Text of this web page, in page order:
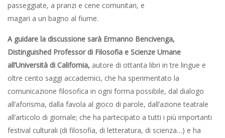
passeggiate, a pranzi e cene comunitari, e
magari a un bagno al fiume.
A guidare la discussione sarà Ermanno Bencivenga,
Distinguished Professor di Filosofia e Scienze Umane
all’Università di California, autore di ottanta libri in tre lingue e
oltre cento saggi accademici, che ha sperimentato la
comunicazione filosofica in ogni forma possibile, dal dialogo
all’aforisma, dalla favola al gioco di parole, dall’azione teatrale
all’articolo di giornale; che ha partecipato a tutti i più importanti
festival culturali (di filosofia, di letteratura, di scienza…) e ha